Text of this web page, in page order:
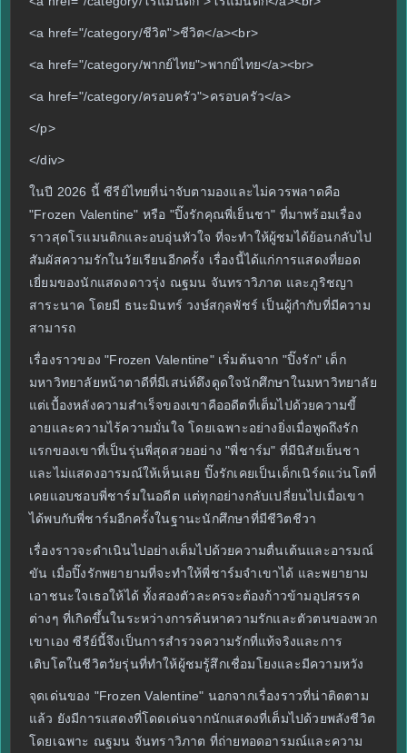
<a href="/category/ชีวิต">ชีวิต</a><br>
<a href="/category/พากย์ไทย">พากย์ไทย</a><br>
<a href="/category/ครอบครัว">ครอบครัว</a>
</p>
</div>
ในปี 2026 นี้ ซีรีย์ไทยที่น่าจับตามองและไม่ควรพลาดคือ
"Frozen Valentine" หรือ "ปิ๊งรักคุณพี่เย็นชา" ที่มาพร้อมเรื่อง
ราวสุดโรแมนติกและอบอุ่นหัวใจ ที่จะทำให้ผู้ชมได้ย้อนกลับไป
สัมผัสความรักในวัยเรียนอีกครั้ง เรื่องนี้ได้แก่การแสดงที่ยอด
เยี่ยมของนักแสดงดาวรุ่ง ณฐมน จันทราวิภาต และภูริชญา
สาระนาค โดยมี ธนะมินทร์ วงษ์สกุลพัชร์ เป็นผู้กำกับที่มีความ
สามารถ
เรื่องราวของ "Frozen Valentine" เริ่มต้นจาก "ปิ๊งรัก" เด็ก
มหาวิทยาลัยหน้าตาดีที่มีเสน่ห์ดึงดูดใจนักศึกษาในมหาวิทยาลัย
แต่เบื้องหลังความสำเร็จของเขาคืออดีตที่เต็มไปด้วยความขี้
อายและความไร้ความมั่นใจ โดยเฉพาะอย่างยิ่งเมื่อพูดถึงรัก
แรกของเขาที่เป็นรุ่นพี่สุดสวยอย่าง "พี่ชาร์ม" ที่มีนิสัยเย็นชา
และไม่แสดงอารมณ์ให้เห็นเลย ปิ๊งรักเคยเป็นเด็กเนิร์ดแว่นโตที่
เคยแอบชอบพี่ชาร์มในอดีต แต่ทุกอย่างกลับเปลี่ยนไปเมื่อเขา
ได้พบกับพี่ชาร์มอีกครั้งในฐานะนักศึกษาที่มีชีวิตชีวา
เรื่องราวจะดำเนินไปอย่างเต็มไปด้วยความตื่นเต้นและอารมณ์
ขัน เมื่อปิ๊งรักพยายามที่จะทำให้พี่ชาร์มจำเขาได้ และพยายาม
เอาชนะใจเธอให้ได้ ทั้งสองตัวละครจะต้องก้าวข้ามอุปสรรค
ต่างๆ ที่เกิดขึ้นในระหว่างการค้นหาความรักและตัวตนของพวก
เขาเอง ซีรีย์นี้จึงเป็นการสำรวจความรักที่แท้จริงและการ
เติบโตในชีวิตวัยรุ่นที่ทำให้ผู้ชมรู้สึกเชื่อมโยงและมีความหวัง
จุดเด่นของ "Frozen Valentine" นอกจากเรื่องราวที่น่าติดตาม
แล้ว ยังมีการแสดงที่โดดเด่นจากนักแสดงที่เต็มไปด้วยพลังชีวิต
โดยเฉพาะ ณฐมน จันทราวิภาต ที่ถ่ายทอดอารมณ์และความ